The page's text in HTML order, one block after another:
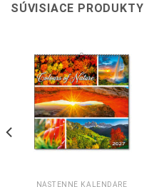
SÚVISIACE PRODUKTY
NÁSTENNÉ KALENDÁRE